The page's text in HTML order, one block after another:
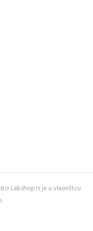
Labshop.rs je u vlasništvu